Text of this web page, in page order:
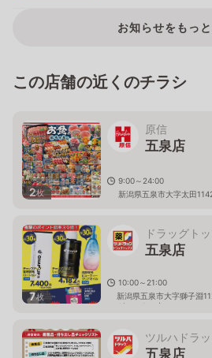
お知らせをもっ
この店舗の近くのチラシ
2枚
原信
五泉店
9:00～24:00
新潟県五泉市大字太田
7枚
ドラッグト
五泉店
10:00～21:00
新潟県五泉市大字獅子淵
グセンター内
ツルハドラ
五泉店